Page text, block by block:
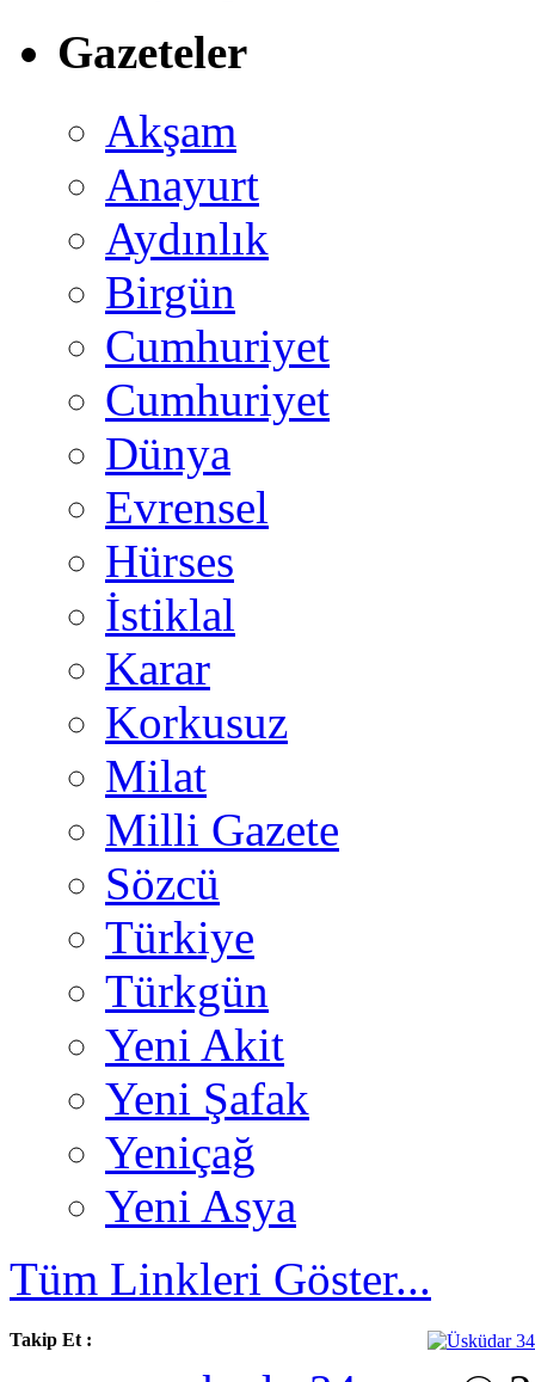
Gazeteler
Akşam
Anayurt
Aydınlık
Birgün
Cumhuriyet
Cumhuriyet
Dünya
Evrensel
Hürses
İstiklal
Karar
Korkusuz
Milat
Milli Gazete
Sözcü
Türkiye
Türkgün
Yeni Akit
Yeni Şafak
Yeniçağ
Yeni Asya
Tüm Linkleri Göster...
Takip Et :